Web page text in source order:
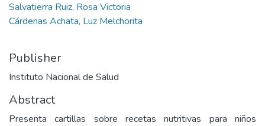
Salvatierra Ruiz, Rosa Victoria
Cárdenas Achata, Luz Melchorita
Publisher
Instituto Nacional de Salud
Abstract
Presenta cartillas sobre recetas nutritivas para niños